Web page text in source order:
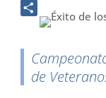
cw
E
de